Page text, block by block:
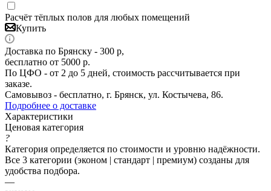
Расчёт тёплых полов для любых помещений
Купить
Доставка по Брянску - 300 р,
бесплатно от 5000 р.
По ЦФО - от 2 до 5 дней, стоимость рассчитывается при
заказе.
Самовывоз - бесплатно, г. Брянск, ул. Костычева, 86.
Подробнее о доставке
Характеристики
Ценовая категория
?
Категория определяется по стоимости и уровню надёжности.
Все 3 категории (эконом | стандарт | премиум) созданы для
удобства подбора.
—